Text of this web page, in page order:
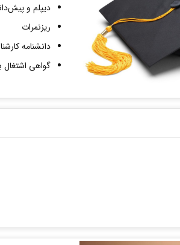
دیپلم و
ریزنمرات
دانشنامه
گواهی